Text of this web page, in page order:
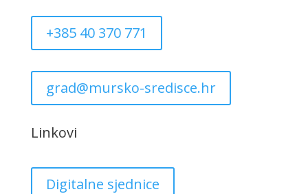
+385 40 370 771
grad@mursko-sredisce.hr
Linkovi
Digitalne sjednice